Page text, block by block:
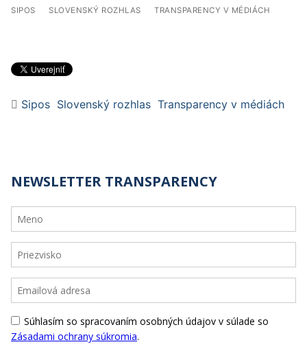
SIPOS
SLOVENSKÝ ROZHLAS TRANSPARENCY V MÉDIÁCH
Sipos Slovenský rozhlas Transparency v médiách